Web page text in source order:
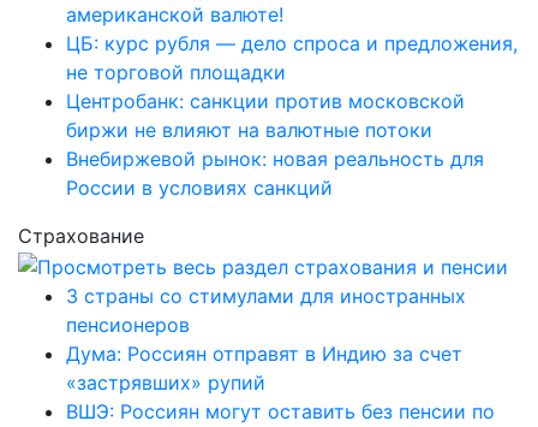
американской валюте!
ЦБ: курс рубля — дело спроса и предложения,
не торговой площадки
Центробанк: санкции против московской
биржи не влияют на валютные потоки
Внебиржевой рынок: новая реальность для
России в условиях санкций
Страхование
3 страны со стимулами для иностранных
пенсионеров
Дума: Россиян отправят в Индию за счет
«застрявших» рупий
ВШЭ: Россиян могут оставить без пенсии по